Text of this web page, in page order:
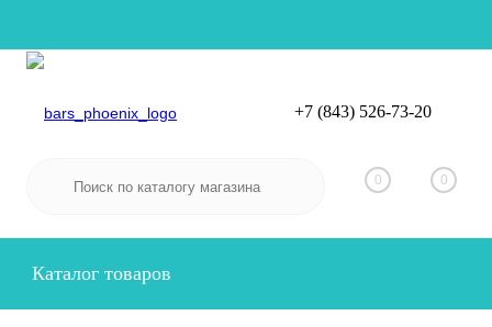
Вход
+7 (843) 526-73-20
0 0
Каталог товаров